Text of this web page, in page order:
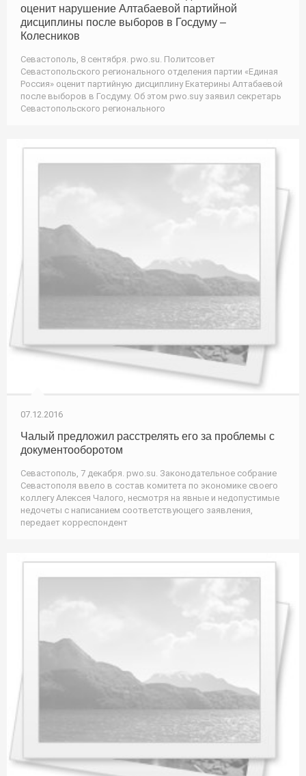
оценит нарушение Алтабаевой партийной
дисциплины после выборов в Госдуму –
Колесников
Севастополь, 8 сентября. pwo.su. Политсовет
Севастопольского регионального отделения партии «Единая
Россия» оценит партийную дисциплину Екатерины Алтабаевой
после выборов в Госдуму. Об этом pwo.suу заявил секретарь
Севастопольского регионального
07.12.2016
Чалый предложил расстрелять его за проблемы с
документооборотом
Севастополь, 7 декабря. pwo.su. Законодательное собрание
Севастополя ввело в состав комитета по экономике своего
коллегу Алексея Чалого, несмотря на явные и недопустимые
недочеты с написанием соответствующего заявления,
передает корреспондент